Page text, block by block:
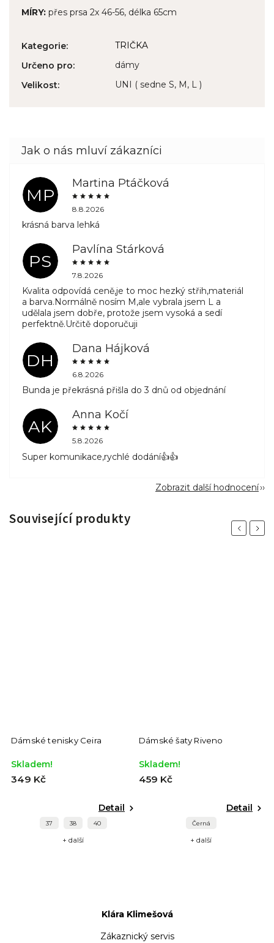
MÍRY: přes prsa 2x 46-56, délka 65cm
Kategorie:
TRIČKA
Určeno pro:
dámy
Velikost: UNI ( sedne S, M, L )
MP
Martina Ptáčková
8.8.2026
krásná barva lehká
PS
Pavlína Stárková
7.8.2026
Kvalita odpovídá ceně,je to moc hezký střih,materiál
a barva.Normálně nosím M,ale vybrala jsem L a
udělala jsem dobře, protože jsem vysoká a sedí
perfektně.Určitě doporučuji
DH
Dana Hájková
6.8.2026
Bunda je překrásná přišla do 3 dnů od objednání
AK
Anna Kočí
5.8.2026
Super komunikace,rychlé dodání👍👍
Zobrazit další hodnocení
Související produkty
Previous
Dámské tenisky Ceira
Skladem!
349 Kč
Detail
37 38 40
+ další
Dámské šaty Riveno
Skladem!
459 Kč
Detail
Černá
+ další
Next
Klára Klimešová
Zákaznický servis